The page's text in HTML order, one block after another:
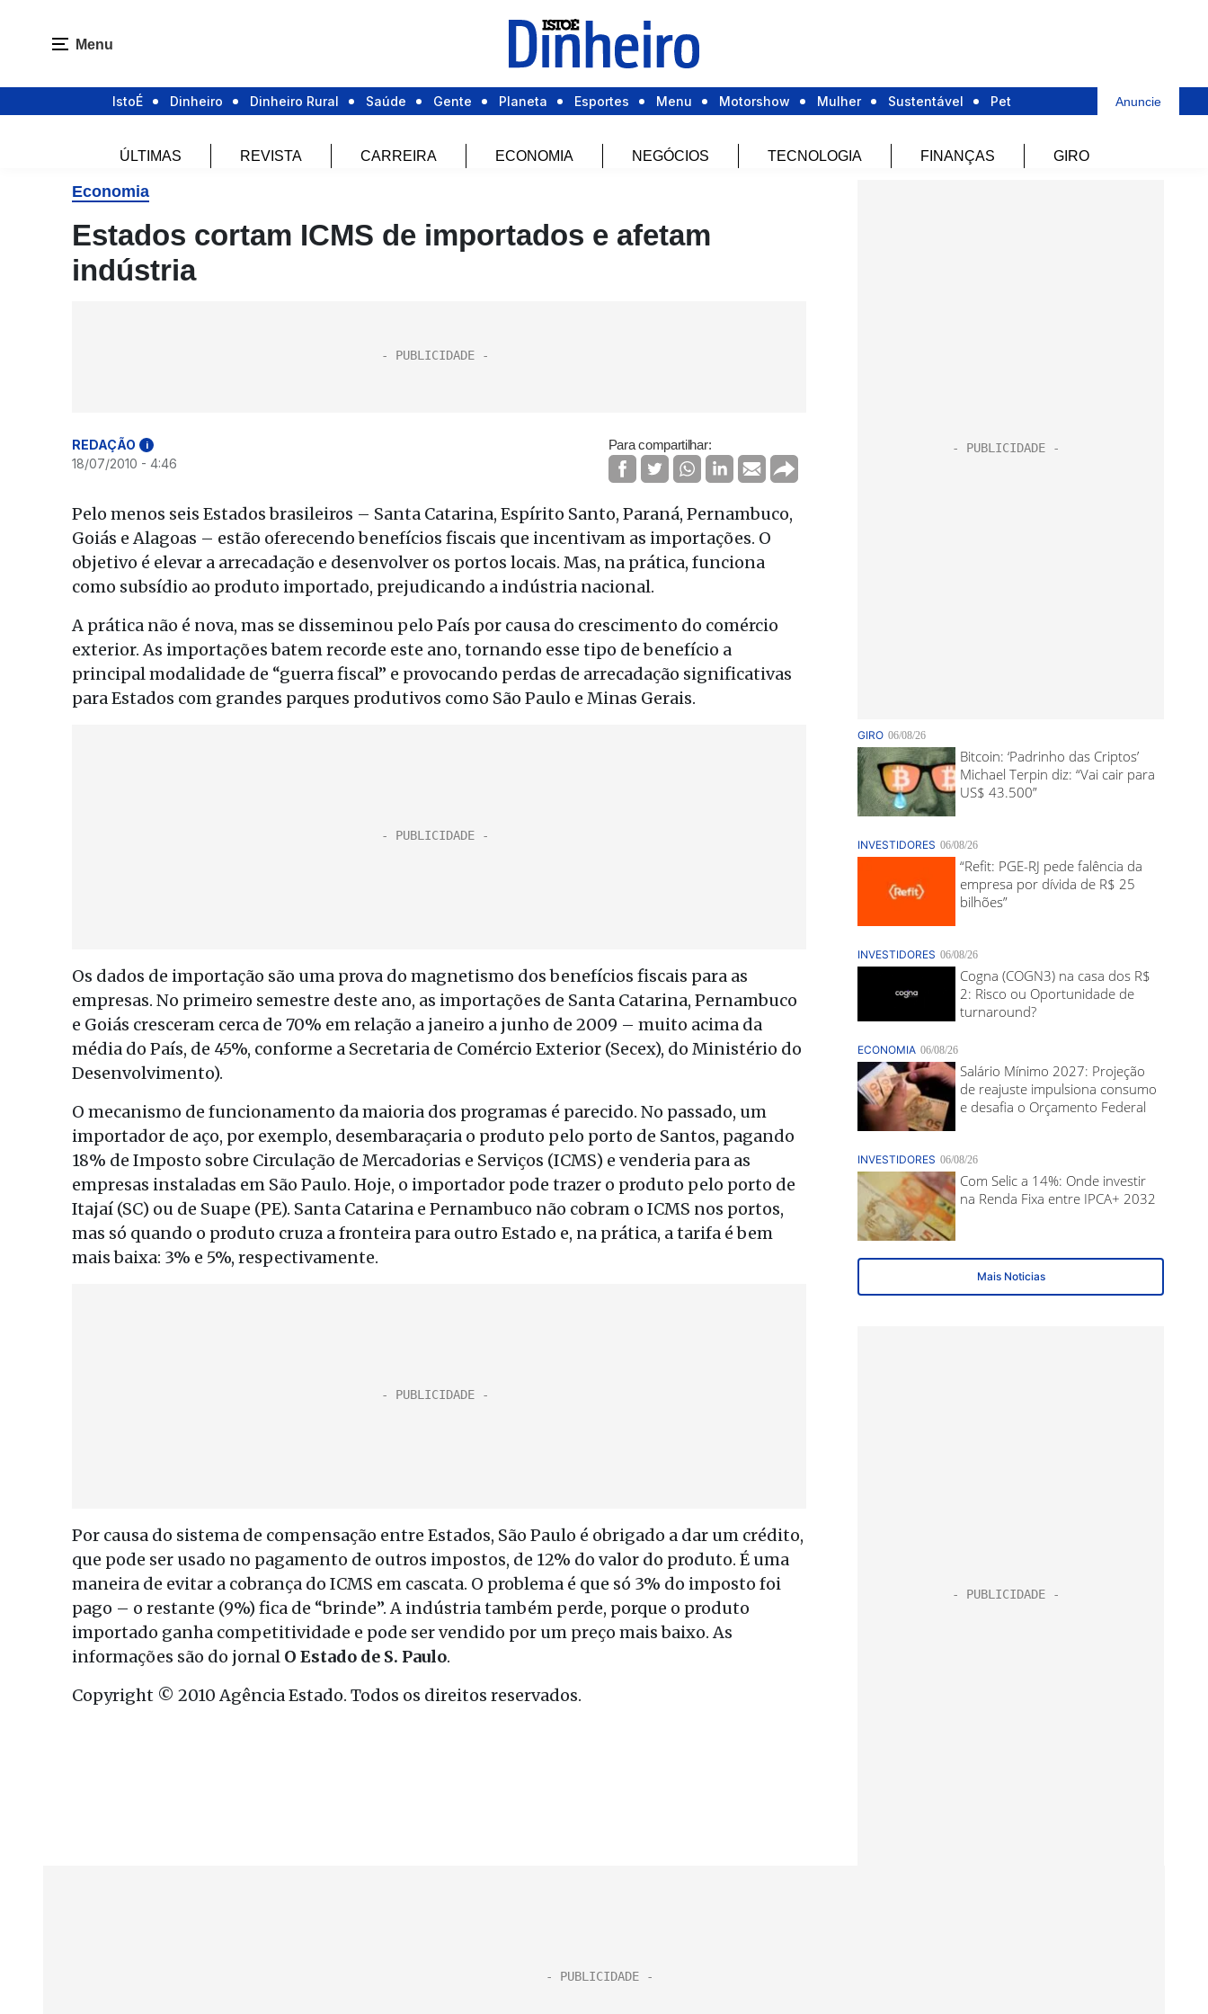
Menu
IstoÉ Dinheiro Dinheiro Rural Saúde Gente Planeta Esportes Menu Motorshow Mulher Sustentável Pet Anuncie
ÚLTIMAS REVISTA CARREIRA ECONOMIA NEGÓCIOS TECNOLOGIA FINANÇAS GIRO
Economia
Estados cortam ICMS de importados e afetam
indústria
REDAÇÃO i
18/07/2010 - 4:46
Para compartilhar:
Pelo menos seis Estados brasileiros – Santa Catarina, Espírito Santo, Paraná, Pernambuco,
Goiás e Alagoas – estão oferecendo benefícios fiscais que incentivam as importações. O
objetivo é elevar a arrecadação e desenvolver os portos locais. Mas, na prática, funciona
como subsídio ao produto importado, prejudicando a indústria nacional.
A prática não é nova, mas se disseminou pelo País por causa do crescimento do comércio
exterior. As importações batem recorde este ano, tornando esse tipo de benefício a
principal modalidade de “guerra fiscal” e provocando perdas de arrecadação significativas
para Estados com grandes parques produtivos como São Paulo e Minas Gerais.
Os dados de importação são uma prova do magnetismo dos benefícios fiscais para as
empresas. No primeiro semestre deste ano, as importações de Santa Catarina, Pernambuco
e Goiás cresceram cerca de 70% em relação a janeiro a junho de 2009 – muito acima da
média do País, de 45%, conforme a Secretaria de Comércio Exterior (Secex), do Ministério do
Desenvolvimento).
O mecanismo de funcionamento da maioria dos programas é parecido. No passado, um
importador de aço, por exemplo, desembaraçaria o produto pelo porto de Santos, pagando
18% de Imposto sobre Circulação de Mercadorias e Serviços (ICMS) e venderia para as
empresas instaladas em São Paulo. Hoje, o importador pode trazer o produto pelo porto de
Itajaí (SC) ou de Suape (PE). Santa Catarina e Pernambuco não cobram o ICMS nos portos,
mas só quando o produto cruza a fronteira para outro Estado e, na prática, a tarifa é bem
mais baixa: 3% e 5%, respectivamente.
Por causa do sistema de compensação entre Estados, São Paulo é obrigado a dar um crédito,
que pode ser usado no pagamento de outros impostos, de 12% do valor do produto. É uma
maneira de evitar a cobrança do ICMS em cascata. O problema é que só 3% do imposto foi
pago – o restante (9%) fica de “brinde”. A indústria também perde, porque o produto
importado ganha competitividade e pode ser vendido por um preço mais baixo. As
informações são do jornal O Estado de S. Paulo.
Copyright © 2010 Agência Estado. Todos os direitos reservados.